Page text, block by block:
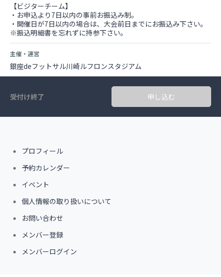
【ビジターチーム】
・お申込より7日以内の事前お振込み制。
・開催日が7日以内の場合は、大会前日までにお振込み下さい。
※振込明細書を忘れずに持参下さい。
主催・運営
銀座deフットサル川崎ルフロンスタジアム
受付け終了 申し込む
プロフィール
予約カレンダー
イベント
個人情報の取り扱いについて
お問い合わせ
メンバー登録
メンバーログイン